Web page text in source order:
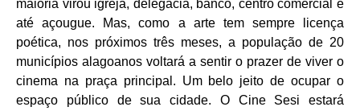
maioria virou igreja, delegacia, banco, centro comercial e
até açougue. Mas, como a arte tem sempre licença
poética, nos próximos três meses, a população de 20
municípios alagoanos voltará a sentir o prazer de viver o
cinema na praça principal. Um belo jeito de ocupar o
espaço público de sua cidade. O Cine Sesi estará